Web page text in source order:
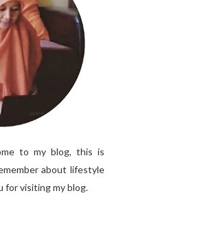
to my blog, this is
about lifestyle
for visiting my blog.